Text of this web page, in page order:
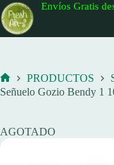
Saltar
al
contenido
Envíos Gratis
Inicio
PRODUCTOS
Señuelo Gozio Bendy 1
AGOTADO